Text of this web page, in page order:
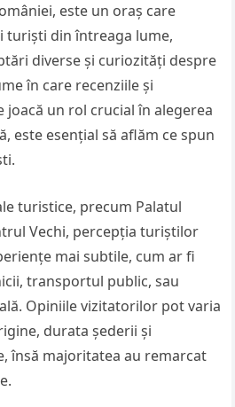
este un oraș care
turiști din întreaga lume,
diverse și curiozități despre
în care recenziile și
joacă un rol crucial în alegerea
este esențial să aflăm ce spun
turistice, precum Palatul
Vechi, percepția turiștilor
mai subtile, cum ar fi
transportul public, sau
Opiniile vizitatorilor pot varia
durata șederii și
însă majoritatea au remarcat